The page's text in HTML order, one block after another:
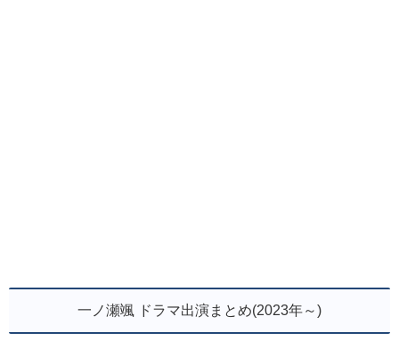
一ノ瀬颯 ドラマ出演まとめ(2023年～)